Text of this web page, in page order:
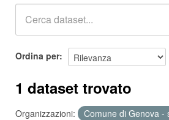
Ordina per
1 dataset trovato
Organizzazioni:
Comune di Genova -